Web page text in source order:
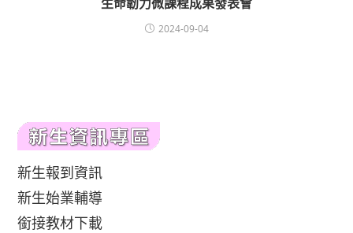
2024-09-04
新生報到資訊
新生始業輔導
銜接教材下載